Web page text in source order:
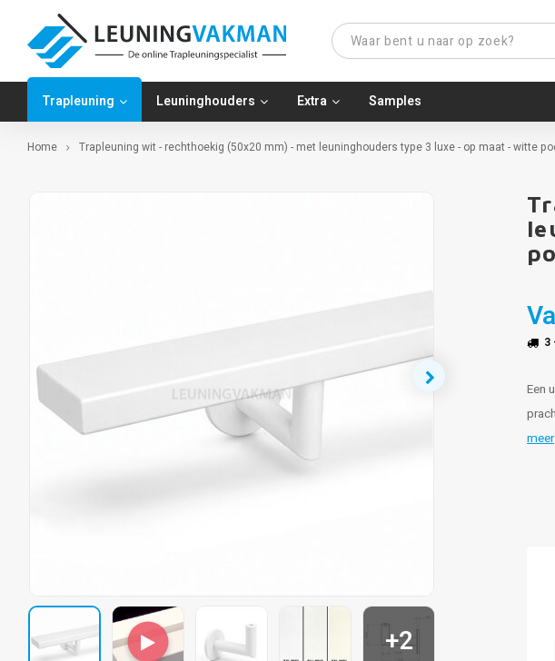
Trapleuning Leuninghouders Extra Samples
Home Trapleuning wit - rechthoekig (50x20 mm) - met leuninghouders type 3 luxe - op maat - witte
+2
3
Een
meer